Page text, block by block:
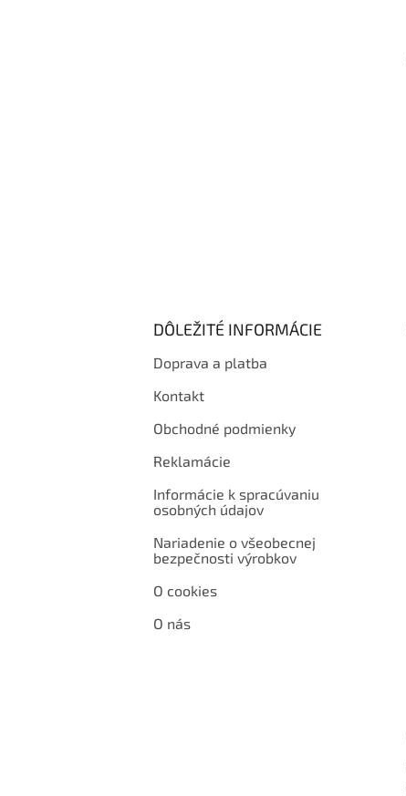
DÔLEŽITÉ INFORMÁCIE
Doprava a platba
Kontakt
Obchodné podmienky
Reklamácie
Informácie k spracúvaniu
osobných údajov
Nariadenie o všeobecnej
bezpečnosti výrobkov
O cookies
O nás